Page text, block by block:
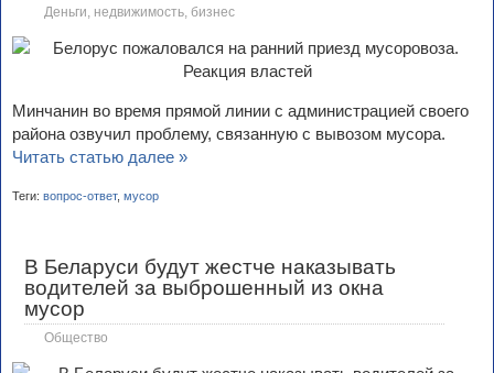
Деньги, недвижимость, бизнес
Минчанин во время прямой линии с администрацией своего
района озвучил проблему, связанную с вывозом мусора.
Читать статью далее »
Теги: вопрос-ответ, мусор
В Беларуси будут жестче наказывать
водителей за выброшенный из окна
мусор
Общество